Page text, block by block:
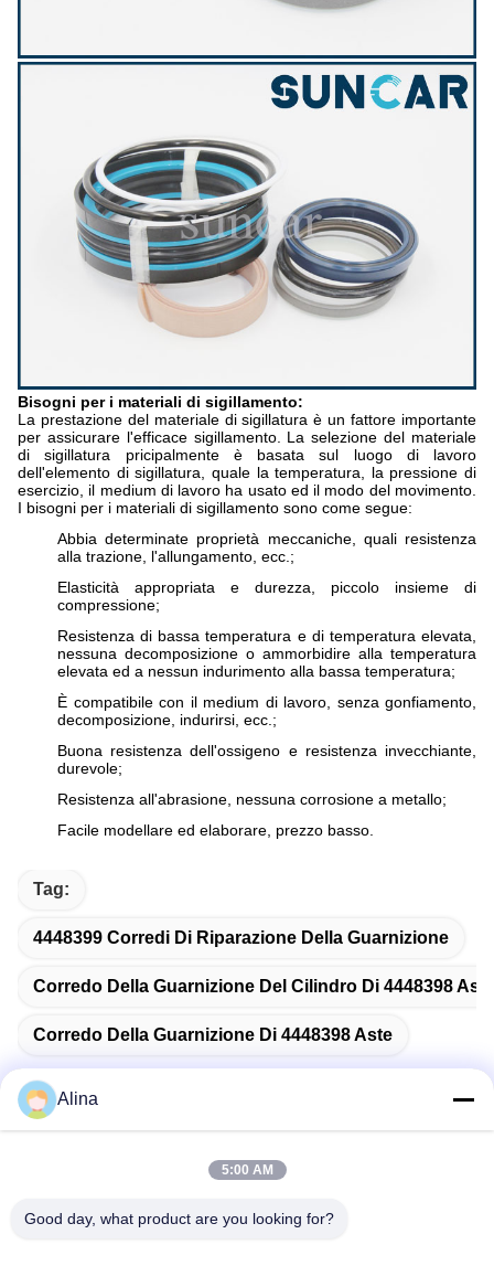
Bisogni per i materiali di sigillamento:
La prestazione del materiale di sigillatura è un fattore importante
per assicurare l'efficace sigillamento. La selezione del materiale
di sigillatura pricipalmente è basata sul luogo di lavoro
dell'elemento di sigillatura, quale la temperatura, la pressione di
esercizio, il medium di lavoro ha usato ed il modo del movimento.
I bisogni per i materiali di sigillamento sono come segue:
Abbia determinate proprietà meccaniche, quali resistenza
alla trazione, l'allungamento, ecc.;
Elasticità appropriata e durezza, piccolo insieme di
compressione;
Resistenza di bassa temperatura e di temperatura elevata,
nessuna decomposizione o ammorbidire alla temperatura
elevata ed a nessun indurimento alla bassa temperatura;
È compatibile con il medium di lavoro, senza gonfiamento,
decomposizione, indurirsi, ecc.;
Buona resistenza dell'ossigeno e resistenza invecchiante,
durevole;
Resistenza all'abrasione, nessuna corrosione a metallo;
Facile modellare ed elaborare, prezzo basso.
Tag:
4448399 Corredi Di Riparazione Della Guarnizione
Corredo Della Guarnizione Del Cilindro Di 4448398 Aste
Corredo Della Guarnizione Di 4448398 Aste
Indirizzo
Alina
5:00 AM
Good day, what product are you looking for?